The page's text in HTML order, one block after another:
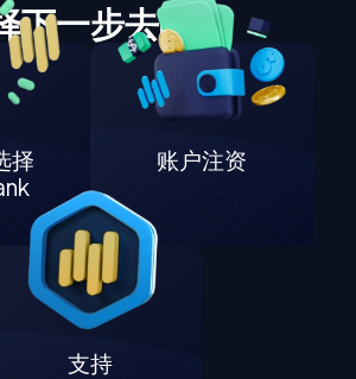
下一步去哪里
择
账户注资
支持